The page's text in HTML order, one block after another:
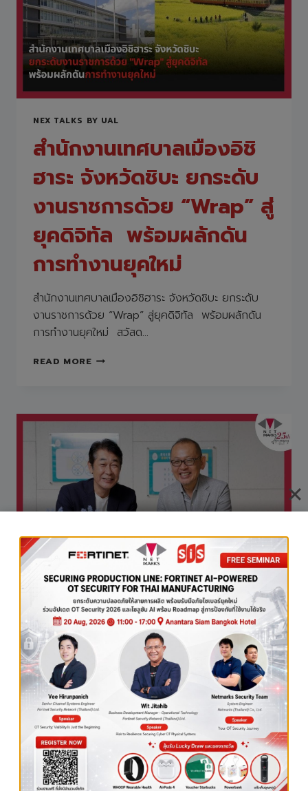
NEX TALKS BY UAL
สำนักงานเทศบาลเมืองอิชิ
ฮาระ จังหวัดชิบะ ยกระดับ
งานราชการด้วย “Wrap” สู่
ยุคดิจิทัล พร้อมผลักดัน
การทำงานยุคใหม่
สำนักงานเทศบาลเมืองอิชิฮาระ จังหวัดชิบะ ยกระดับ
งานราชการด้วย “Wrap” สู่ยุคดิจิทัล พร้อมผลักดัน
การทำงานยุคใหม่ สวัสด…
READ MOREสำนักงาน
ชิ
จัง
หวัด
ชิบะ
ยก
ระดับ
งาน
ด้วย
“WRAP”
ยุค
ดิจิทัล
พร้อม
ผลัก
การ
ทำงาน
ยุค
NEX TALKS BY UAL
การสนทนากับศาสตราจารย์
Maeno ในเรื่อง ‘ศาสตร์
แห่งความสุข’ การให้ความ
สำคัญกับการเชื่อมโยง เพื่อ
ยกระดับความสุขของ
พนักงาน UNIADEX